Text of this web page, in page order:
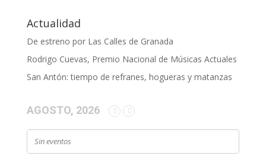
Actualidad
De estreno por Las Calles de Granada
Rodrigo Cuevas, Premio Nacional de Músicas Actuales
San Antón: tiempo de refranes, hogueras y matanzas
AGOSTO, 2026
Sin eventos